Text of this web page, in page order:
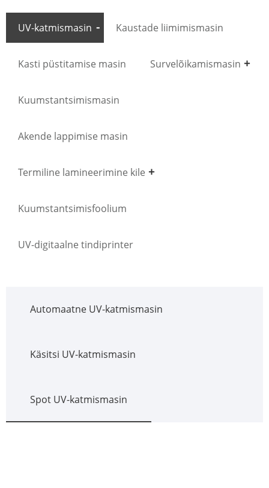
UV-katmismasin Kaustade liimimismasin
Kasti püstitamise masin Survelõikamismasin
Kuumstantsimismasin
Akende lappimise masin
Termiline lamineerimine kile
Kuumstantsimisfoolium
UV-digitaalne tindiprinter
Automaatne UV-katmismasin
Käsitsi UV-katmismasin
Spot UV-katmismasin